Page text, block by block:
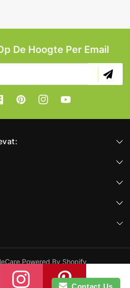
De Hoogte Per Email
PinterestInstagramYouTube
Powered By Shopify
Contact Us